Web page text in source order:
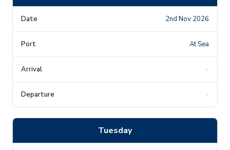
2nd Nov 2026
At Sea
-
-
Tuesday